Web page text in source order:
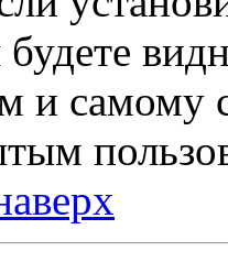
и самому